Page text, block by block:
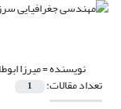
نویسنده =میرزا
تعداد مقالات: 1